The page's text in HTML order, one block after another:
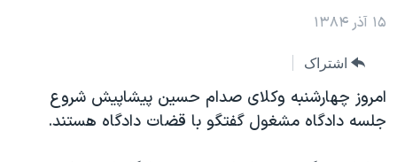
جهش
اصلی
جهش
ایران
ورزشی
برنامه های تلویزیونی
جدول برنامه ها
جام جهانی ۲۰۲۶
فرکانس‌های صدای آمریکا
۱۵ آذر ۱۳۸۴
اشتراک
امروز چهارشنبه وکلای صدام حسين پيشاپيش شروع
جلسه دادگاه مشغول گفتگو با قضات دادگاه هستند.